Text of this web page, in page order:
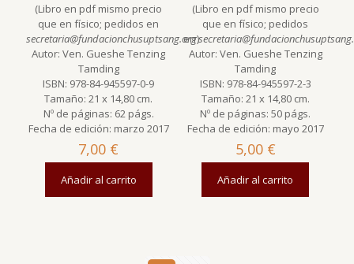
(Libro en pdf mismo precio
que en físico; pedidos en
secretaria@fundacionchusuptsang.org)
Autor: Ven. Gueshe Tenzing
Tamding
ISBN: 978-84-945597-0-9
Tamaño: 21 x 14,80 cm.
Nº de páginas: 62 págs.
Fecha de edición: marzo 2017
7,00 €
Añadir al carrito
(Libro en pdf mismo precio
que en físico; pedidos
en
Autor: Ven. Gueshe Tenzing
Tamding
ISBN: 978-84-945597-2-3
Tamaño: 21 x 14,80 cm.
Nº de páginas: 50 págs.
Fecha de edición: mayo 2017
5,00 €
Añadir al carrito